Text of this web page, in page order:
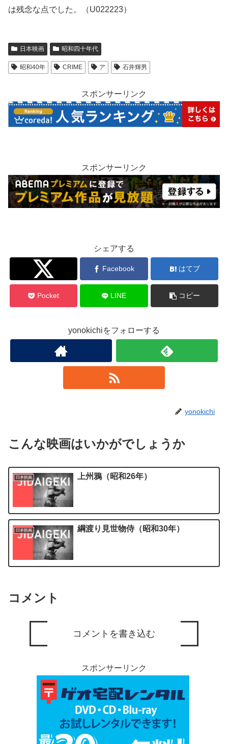
は残念な点でした。（U022223）
日本映画 昭和四十年代
昭和40年 CRIME ア 石井輝男
スポンサーリンク
スポンサーリンク
シェアする
Twitter Facebook はてブ
Pocket LINE コピー
yonokichiをフォローする
yonokichi
こんな映画はいかがでしょうか
日本映画 上州鴉（昭和26年）
日本映画 綱渡り見世物侍（昭和30年）
コメント
コメントを書き込む
スポンサーリンク